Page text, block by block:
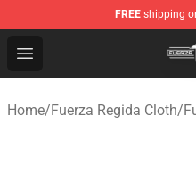
FREE shipping
Open menu
Fuerza Regida Shop -
Home/Fuerza Regida Cloth/